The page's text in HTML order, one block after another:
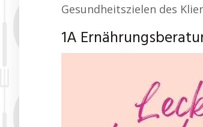
Gesundheitszielen des
1A